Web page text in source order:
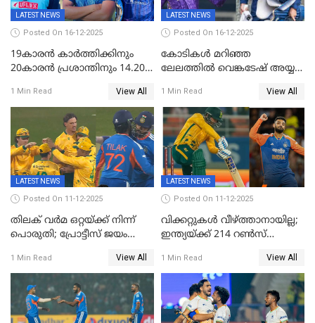
LATEST NEWS
Posted On 16-12-2025
19കാരൻ കാർത്തിക്കിനും
20കാരൻ പ്രശാന്തിനും 14.20
കോടിക്ക് ഡൽഹിയിൽ;
മലയാളി താരം വിഘ്നേഷ്
പുത്തുർ രാജസ്ഥാനിൽ
1 Min Read View All
LATEST NEWS
Posted On 16-12-2025
കോടികൾ മറിഞ്ഞ
ലേലത്തിൽ വെങ്കടേഷ് അയ്യര്‍
ബംഗളൂരുവില്‍; ക്വിന്റണ്‍ ഡി
കോക്ക് മുംബൈ
ഇന്ത്യന്‍സില്‍; 25കോടിക്ക്
കാമറൂൺ ഗ്രീൻ
കൊൽക്കത്തയിൽ
1 Min Read View All
LATEST NEWS
Posted On 11-12-2025
തിലക് വർമ ഒറ്റയ്ക്ക് നിന്ന്
പൊരുതി; പ്രോട്ടീസ് ജയം
1 Min Read View All
LATEST NEWS
Posted On 11-12-2025
വിക്കറ്റുകൾ വീഴ്ത്താനായില്ല;
ഇന്ത്യയ്ക്ക് 214 റൺസ്
ഡികോക്ക് കസറി
1 Min Read View All